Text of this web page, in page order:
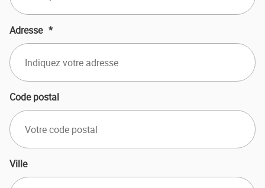
Adresse *
Code postal
Ville